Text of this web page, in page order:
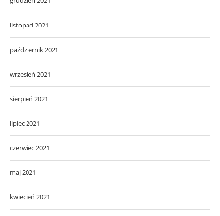
listopad 2021
październik 2021
wrzesień 2021
sierpień 2021
lipiec 2021
czerwiec 2021
maj 2021
kwiecień 2021